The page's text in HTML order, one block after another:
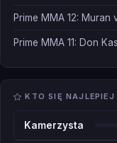
Prime MMA 12: Muran
Prime MMA 11: Don
KTO SIĘ NAJLEPIEJ
Kamerzysta